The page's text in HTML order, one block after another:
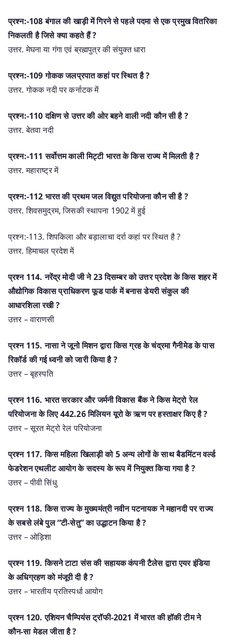
प्रश्न:-108 बंगाल की खाड़ी में गिरने से पहले पदमा से एक प्रमुख वितरिका
निकलती है जिसे क्या कहते हैं ?
उत्तर. मेघना या गंगा एवं ब्रह्मपुत्र की संयुक्त धारा
प्रश्न:-109 गोकक जलप्रपात कहां पर स्थित है ?
उत्तर. गोकक नदी पर कर्नाटक में
प्रश्न:-110 दक्षिण से उत्तर की ओर बहने वाली नदी कौन सी है ?
उत्तर. बेतवा नदी
प्रश्न:-111 सर्वोत्तम काली मिट्टी भारत के किस राज्य में मिलती है ?
उत्तर. महाराष्ट्र में
प्रश्न:-112 भारत की प्रथम जल विद्युत परियोजना कौन सी है ?
उत्तर. शिवसमुद्रम, जिसकी स्थापना 1902 में हुई
प्रश्न:-113. शिपकिला और बड़ालाचा दर्रा कहां पर स्थित है ?
उत्तर. हिमाचल प्रदेश में
प्रश्न 114. नरेंद्र मोदी जी ने 23 दिसम्बर को उत्तर प्रदेश के किस शहर में
औद्योगिक विकास प्राधिकरण फूड पार्क में बनास डेयरी संकुल की
आधारशिला रखी ?
उत्तर – वाराणसी
प्रश्न 115. नासा ने जूनो मिशन द्वारा किस ग्रह के चंद्रमा गैनीमेड के पास
रिकॉर्ड की गई ध्वनी को जारी किया है ?
उत्तर – बृहस्पति
प्रश्न 116. भारत सरकार और जर्मनी विकास बैंक ने किस मेट्रो रेल
परियोजना के लिए 442.26 मिलियन यूरो के ऋण पर हस्ताक्षर किए है ?
उत्तर – सूरत मेट्रो रेल परियोजना
प्रश्न 117. किस महिला खिलाड़ी को 5 अन्य लोगों के साथ बैडमिंटन वर्ल्ड
फेडरेशन एथलीट आयोग के सदस्य के रूप में नियुक्त किया गया है ?
उत्तर – पीवी सिंधु
प्रश्न 118. किस राज्य के मुख्यमंत्री नवीन पटनायक ने महानदी पर राज्य
के सबसे लंबे पुल “टी-सेतु” का उद्धाटन किया है ?
उत्तर – ओड़िशा
प्रश्न 119. किसने टाटा संस की सहायक कंपनी टैलेस द्वारा एयर इंडिया
के अधिग्रहण को मंजूरी दी है ?
उत्तर – भारतीय प्रतिस्पर्धा आयोग
प्रश्न 120. एशियन चैम्पियंस ट्रॉफी-2021 में भारत की हॉकी टीम ने
कौन-सा मेडल जीता है ?